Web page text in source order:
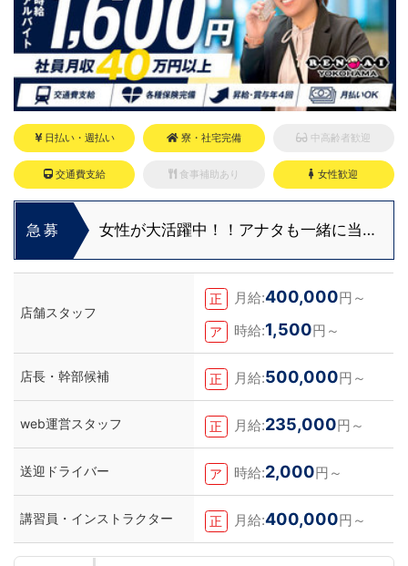
日払い・週払い 寮・社宅完備 中高齢者歓迎
交通費支給 食事補助あり 女性歓迎
急募
女性が大活躍中！！アナタも一緒に当グ
店舗スタッフ
正 月給:400,000円～
ア 時給:1,500円～
店長・幹部候補 正 月給:500,000円～
web運営スタッフ 正 月給:235,000円～
送迎ドライバー ア 時給:2,000円～
講習員・インストラクター 正 月給:400,000円～